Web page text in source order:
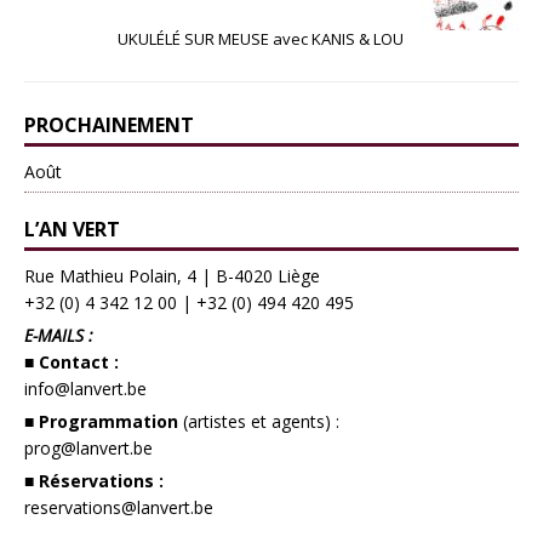
UKULÉLÉ SUR MEUSE avec KANIS & LOU
PROCHAINEMENT
Août
L’AN VERT
Rue Mathieu Polain, 4 | B-4020 Liège
+32 (0) 4 342 12 00 | +32 (0) 494 420 495
E-MAILS :
■ Contact :
info@lanvert.be
■ Programmation (artistes et agents) :
prog@lanvert.be
■ Réservations :
reservations@lanvert.be